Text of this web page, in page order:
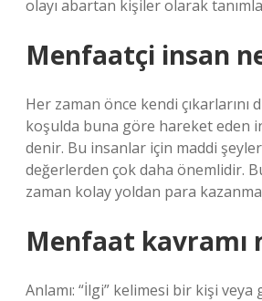
olayı abartan kişiler olarak
Menfaatçi insan
Her zaman önce kendi çıkarlarını
koşulda buna göre hareket eden
denir. Bu insanlar için maddi
değerlerden çok daha önemlidir.
zaman kolay yoldan para
Menfaat kavramı
Anlamı: “İlgi” kelimesi bir kişi